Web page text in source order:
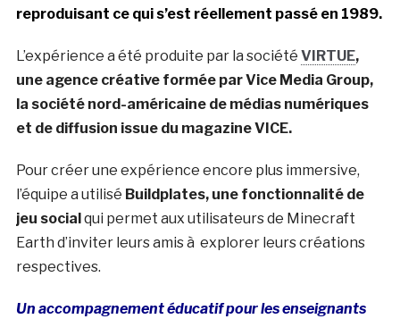
reproduisant ce qui s’est réellement passé en 1989.
L’expérience a été produite par la société VIRTUE,
une agence créative formée par Vice Media Group,
la société nord-américaine de médias numériques
et de diffusion issue du magazine VICE.
Pour créer une expérience encore plus immersive,
l’équipe a utilisé Buildplates, une fonctionnalité de
jeu social qui permet aux utilisateurs de Minecraft
Earth d’inviter leurs amis à explorer leurs créations
respectives.
Un accompagnement éducatif pour les enseignants